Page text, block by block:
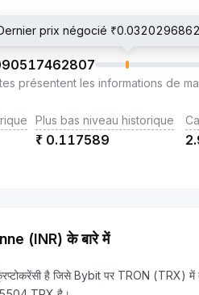
prix négocié
présentent les informations de
Plus bas niveau historique
₹ 0.117589
(INR) के बारे में
है जिसे Bybit पर TRON (TRX) में